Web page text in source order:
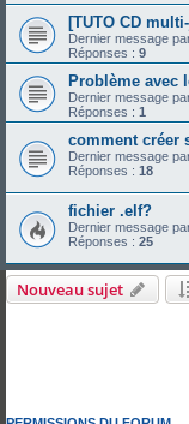
[TUTO CD
Dernier message
Réponses : 9
Problème avec
Dernier message
Réponses : 1
comment créer
Dernier message
Réponses : 18
fichier .elf?
Dernier message
Réponses : 25
Nouveau sujet